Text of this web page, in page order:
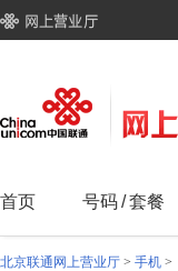
首页 号码/套餐
北京联通网上营业厅 > 手机 >